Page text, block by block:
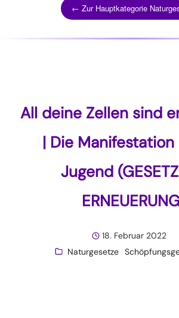
← Zur Hauptkategorie
All deine Zellen sind
| Die Manifestation
Jugend
18. Februar 2022
Naturgesetze